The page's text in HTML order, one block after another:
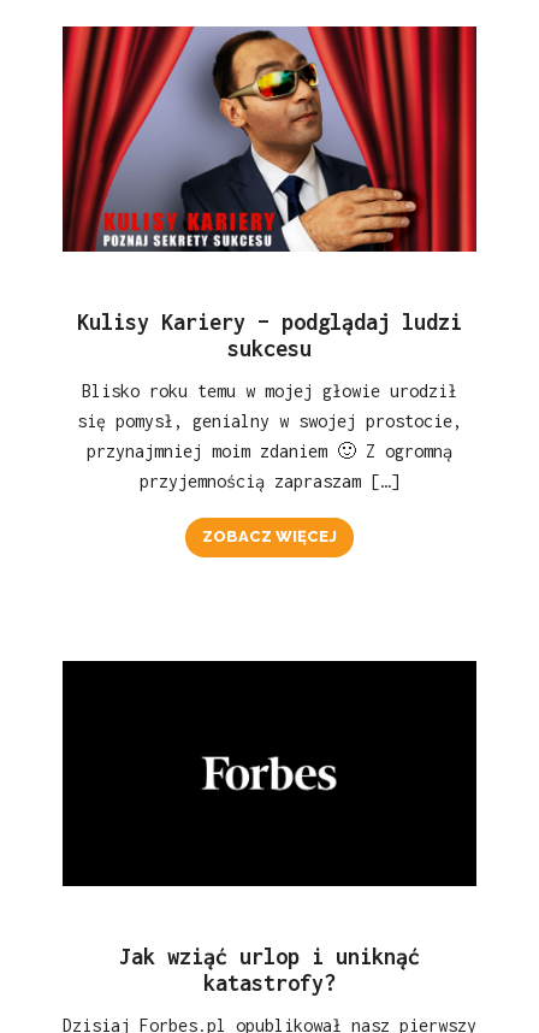
Kulisy Kariery – podglądaj ludzi
sukcesu
Blisko roku temu w mojej głowie urodził
się pomysł, genialny w swojej prostocie,
przynajmniej moim zdaniem 🙂 Z ogromną
przyjemnością zapraszam […]
ZOBACZ WIĘCEJ
Jak wziąć urlop i uniknąć
katastrofy?
Dzisiaj Forbes.pl opublikował nasz pierwszy